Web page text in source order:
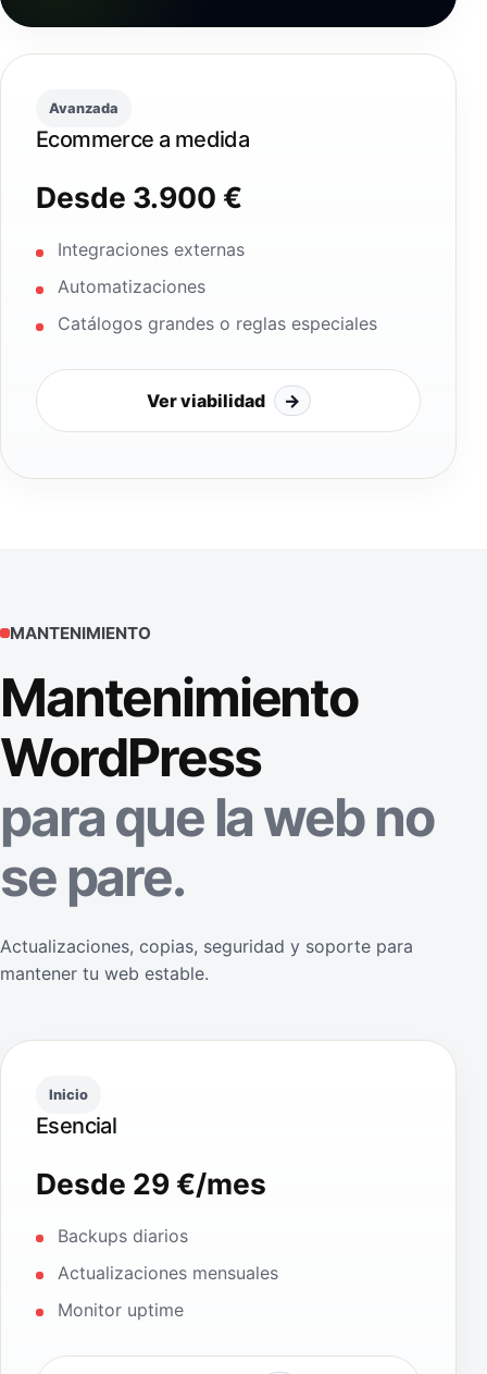
Avanzada
Ecommerce a medida
Desde 3.900 €
Integraciones externas
Automatizaciones
Catálogos grandes o reglas especiales
Ver viabilidad →
MANTENIMIENTO
Mantenimiento
WordPress
para que la web no
se pare.
Actualizaciones, copias, seguridad y soporte para
mantener tu web estable.
Inicio
Esencial
Desde 29 €/mes
Backups diarios
Actualizaciones mensuales
Monitor uptime